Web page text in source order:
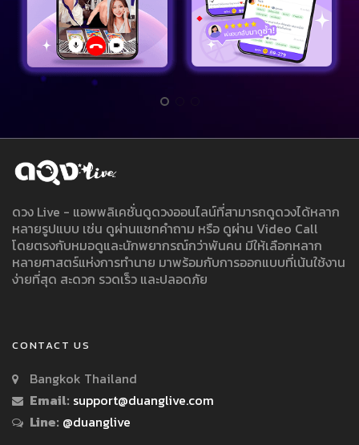
ดวง Live - แอพพลิเคชั่นดูดวงออนไลน์ที่สามารถดูดวงได้หลาก
หลายรูปแบบ เช่น ดูผ่านแชทคำถาม หรือ ดูผ่าน Video Call
โดยตรงกับหมอดูและนักพยากรณ์กว่าพันคน มีให้เลือกหลาก
หลายศาสตร์แห่งการทำนาย มาพร้อมกับการออกแบบที่เน้นใช้งาน
ง่ายที่สุด สะดวก รวดเร็ว และปลอดภัย
CONTACT US
Bangkok Thailand
Email: support@duanglive.com
Line: @duanglive